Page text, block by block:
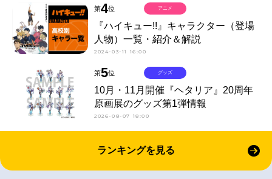
第4位
『ハイキュー!!』キャラクター（登場
人物）一覧・紹介＆解説
2024-03-11 16:00
アニメ
第5位
10月・11月開催『ヘタリア』20周年
原画展のグッズ第1弾情報
2026-08-07 18:00
グッズ
ランキングを見る